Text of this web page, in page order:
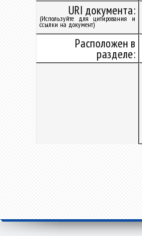
URI документа:
(Используйте для цитирования и
ссылки на документ)
Расположен в
разделе: